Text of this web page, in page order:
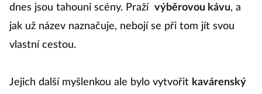
dnes jsou tahouni scény. Praží výběrovou kávu, a
jak už název naznačuje, nebojí se při tom jít svou
vlastní cestou.
Jejich další myšlenkou ale bylo vytvořit kavárenský